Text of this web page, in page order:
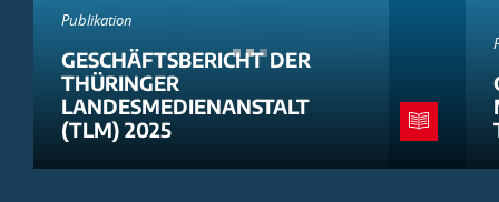
Publikation
GESCHÄFTSBERICHT DER
THÜRINGER
LANDESMEDIENANSTALT
(TLM) 2025